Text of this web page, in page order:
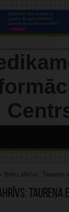
Birku ahrīvs: Taureņa
Taureņa